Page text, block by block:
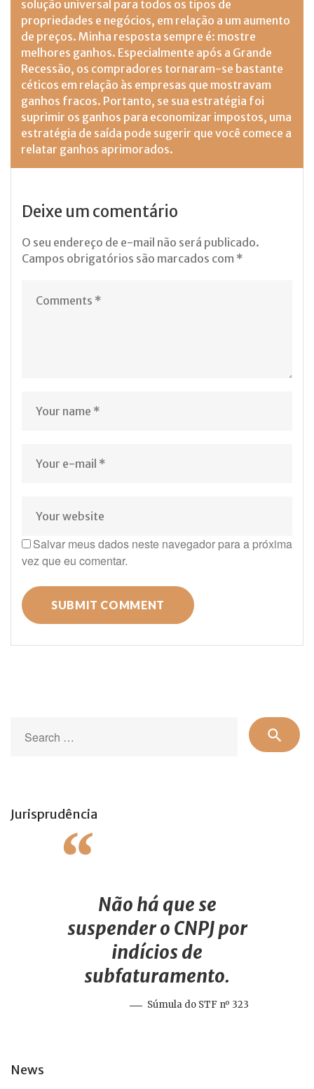
solução universal para todos os tipos de
propriedades e negócios, em relação a um aumento
de preços. Minha resposta sempre é: mostre
melhores ganhos. Especialmente após a Grande
Recessão, os compradores tornaram-se bastante
céticos em relação às empresas que mostravam
ganhos fracos. Portanto, se sua estratégia foi
suprimir os ganhos para economizar impostos, uma
estratégia de saída pode sugerir que você comece a
relatar ganhos aprimorados.
Deixe um comentário
O seu endereço de e-mail não será publicado.
Campos obrigatórios são marcados com *
Salvar meus dados neste navegador para a próxima
vez que eu comentar.
for:
search
Jurisprudência
Não há que se
suspender o CNPJ por
indícios de
subfaturamento.
Súmula do STF nº 323
News